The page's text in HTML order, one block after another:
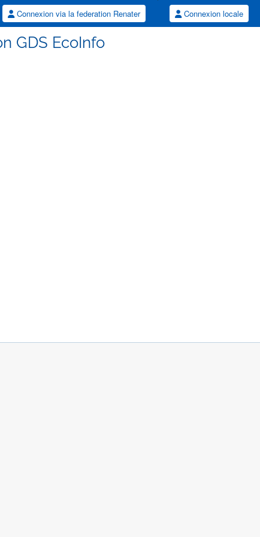
Connexion via la federation Renater Connexion locale
GDS EcoInfo